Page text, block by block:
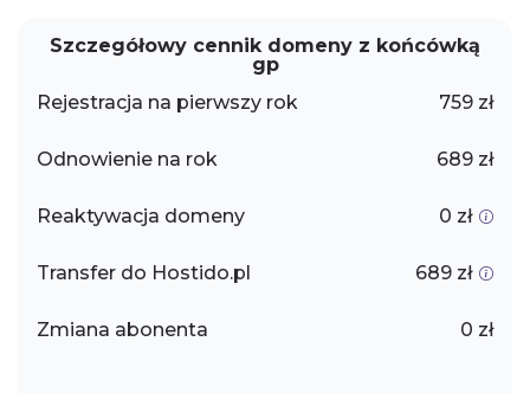
Szczegółowy cennik domeny z końcówką
gp
Rejestracja na pierwszy rok
759 zł
Odnowienie na rok 689 zł
Reaktywacja domeny 0 zł
Transfer do Hostido.pl 689 zł
Zmiana abonenta 0 zł